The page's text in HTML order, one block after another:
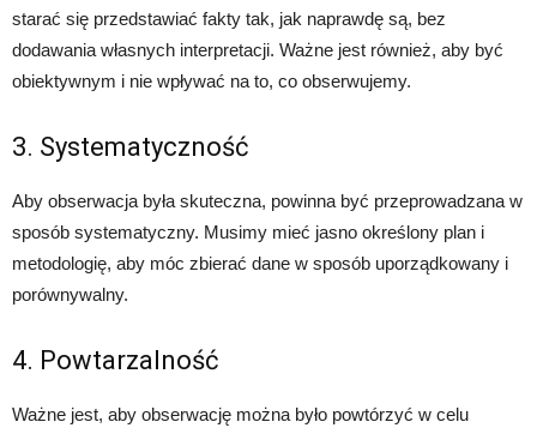
starać się przedstawiać fakty tak, jak naprawdę są, bez
dodawania własnych interpretacji. Ważne jest również, aby być
obiektywnym i nie wpływać na to, co obserwujemy.
3. Systematyczność
Aby obserwacja była skuteczna, powinna być przeprowadzana w
sposób systematyczny. Musimy mieć jasno określony plan i
metodologię, aby móc zbierać dane w sposób uporządkowany i
porównywalny.
4. Powtarzalność
Ważne jest, aby obserwację można było powtórzyć w celu